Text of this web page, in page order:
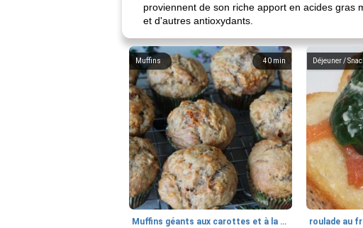
proviennent de son riche apport en acides gras
et d'autres antioxydants.
40 min
Muffins
Muffins géants aux carottes et à la banane de Nif
Déjeuner /
roulade au